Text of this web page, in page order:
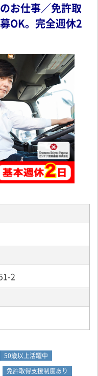
お仕事／免許取
OK。完全週休2
2
50歳以上活躍中
免許取得支援制度あり